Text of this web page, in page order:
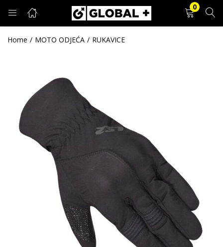
0
PRIJAVA REGISTRACIJA
Zapamti me
Zaboravljena lozinka?
Home MOTO ODJEĆA RUKAVICE